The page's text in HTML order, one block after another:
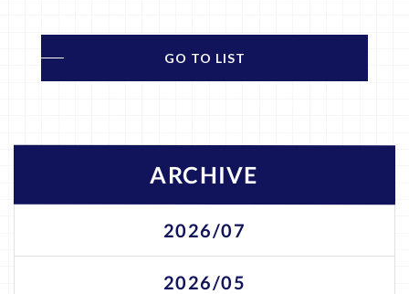
GO TO LIST
ARCHIVE
2026/07
2026/05